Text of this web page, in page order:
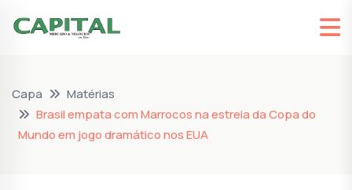
Capa
Matérias
Brasil empata com Marrocos na estreia da Copa do
Mundo em jogo dramático nos EUA